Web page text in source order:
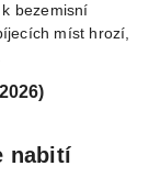
bezemisní
míst hrozí,
nabití